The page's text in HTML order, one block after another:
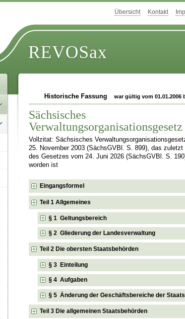
Übersicht Kontakt
REVOSax
Historische Fassung war gültig vom 01.01.2006
Sächsisches
Verwaltungsorganisationsgesetz
Vollzitat: Sächsisches
25. November 2003 (SächsGVBl. S. 899), das zuletzt
des Gesetzes vom 24. Juni 2026 (SächsGVBl. S.
worden ist
Eingangsformel
Teil 1 Allgemeines
§ 1 Geltungsbereich
§ 2 Gliederung der Landesverwaltung
Teil 2 Die obersten Staatsbehörden
§ 3 Einteilung
§ 4 Aufgaben
§ 5 Änderung der Geschäftsbereiche der
Teil 3 Die allgemeinen Staatsbehörden